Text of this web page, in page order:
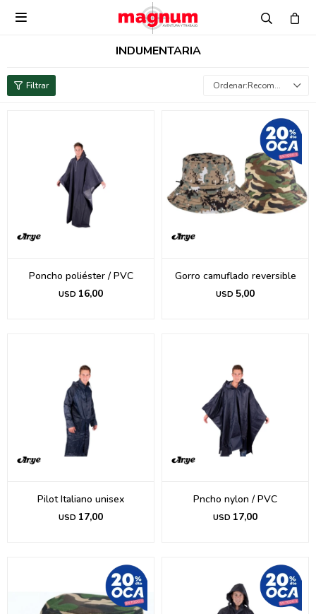

INDUMENTARIA
Recomendados
Poncho poliéster / PVC
USD 16,00
Gorro camuflado reversible
USD 5,00
Pilot Italiano unisex
USD 17,00
Pncho nylon / PVC
USD 17,00